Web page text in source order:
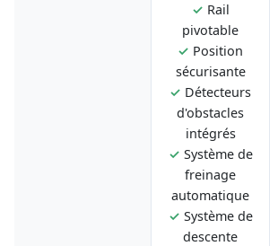
✓ Rail
pivotable
✓ Position
sécurisante
✓ Détecteurs
d'obstacles
intégrés
✓ Système de
freinage
automatique
✓ Système de
descente